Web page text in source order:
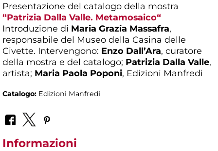
Presentazione del catalogo della mostra
“Patrizia Dalla Valle. Metamosaico“
Introduzione di Maria Grazia Massafra,
responsabile del Museo della Casina delle
Civette. Intervengono: Enzo Dall’Ara, curatore
della mostra e del catalogo; Patrizia Dalla Valle,
artista; Maria Paola Poponi, Edizioni Manfredi
Catalogo: Edizioni Manfredi
Informazioni